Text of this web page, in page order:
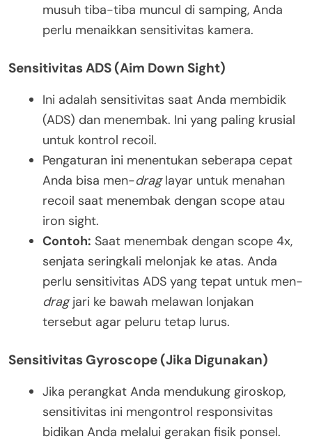
musuh tiba-tiba muncul di samping, Anda
perlu menaikkan sensitivitas kamera.
Sensitivitas ADS (Aim Down Sight)
Ini adalah sensitivitas saat Anda membidik
(ADS) dan menembak. Ini yang paling krusial
untuk kontrol recoil.
Pengaturan ini menentukan seberapa cepat
Anda bisa men-draglayar untuk menahan
recoil saat menembak dengan scope atau
iron sight.
Contoh: Saat menembak dengan scope 4x,
senjata seringkali melonjak ke atas. Anda
perlu sensitivitas ADS yang tepat untuk men-
dragjari ke bawah melawan lonjakan
tersebut agar peluru tetap lurus.
Sensitivitas Gyroscope (Jika Digunakan)
Jika perangkat Anda mendukung giroskop,
sensitivitas ini mengontrol responsivitas
bidikan Anda melalui gerakan fisik ponsel.